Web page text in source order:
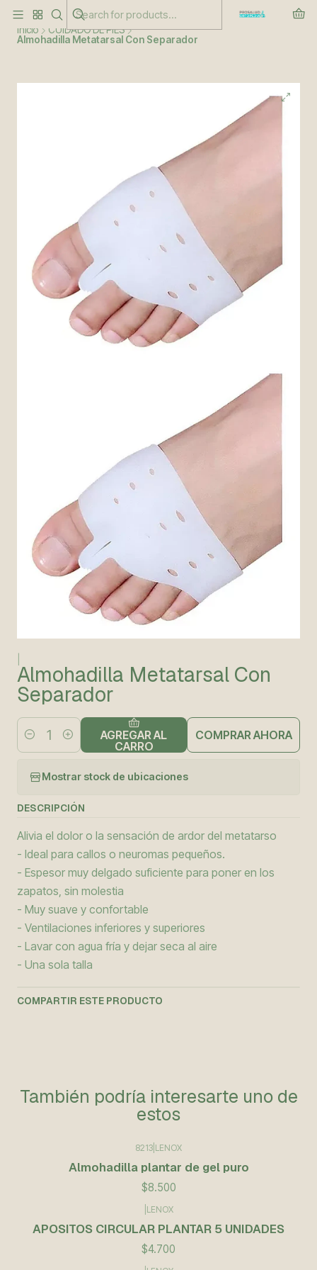
Inicio
CUIDADO DE PIES
Almohadilla Metatarsal Con Separador
Almohadilla Metatarsal Con
Separador
Cantidad
AGREGAR AL
CARRO
COMPRAR AHORA
Mostrar stock de ubicaciones
DESCRIPCIÓN
Alivia el dolor o la sensación de ardor del metatarso
- Ideal para callos o neuromas pequeños.
- Espesor muy delgado suficiente para poner en los
zapatos, sin molestia
- Muy suave y confortable
- Ventilaciones inferiores y superiores
- Lavar con agua fría y dejar seca al aire
- Una sola talla
COMPARTIR ESTE PRODUCTO
También podría interesarte uno de
estos
8213 LENOX
Almohadilla plantar de gel puro
$8.500
LENOX
APOSITOS CIRCULAR PLANTAR 5 UNIDADES
$4.700